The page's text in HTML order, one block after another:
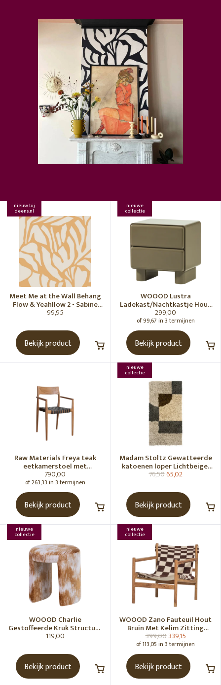
nieuw bij
deens.nl
Meet Me at the Wall Behang
Flow & Yeahllow 2 - Sabine
van Vessem
99,95
Bekijk product
nieuwe
collectie
WOOOD Lustra
Ladekast/Nachtkastje Hout
Hoogglans Groen [Fsc]
299,00
of 99,67 in 3 termijnen
Bekijk product
Raw Materials Freya teak
eetkamerstoel met
armleuning - Zwart (set of 2)
790,00
of 263,33 in 3 termijnen
Bekijk product
nieuwe
collectie
Madam Stoltz Gewatteerde
katoenen loper Lichtbeige,
gebroken wit, grijs, groen
76,5065,02
Bekijk product
nieuwe
collectie
WOOOD Charlie
Gestoffeerde Kruk Structuur
Stof Karamelbruin [Fsc]
119,00
Bekijk product
nieuwe
collectie
WOOOD Zano Fauteuil Hout
Bruin Met Kelim Zitting
Naturel
399,00339,15
of 113,05 in 3 termijnen
Bekijk product